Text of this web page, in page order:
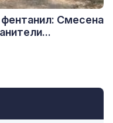
фентанил: Смесена